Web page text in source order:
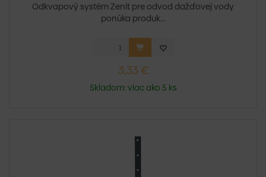
Odkvapový systém Zenit pre odvod dažďovej vody
ponúka produk...
3,33 €
Skladom: viac ako 5 ks